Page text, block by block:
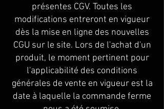
présentes CGV. Toutes les
modifications entreront en vigueur
dès la mise en ligne des nouvelles
CGU sur le site. Lors de l'achat d'un
produit, le moment pertinent pour
l'applicabilité des conditions
générales de vente en vigueur est la
date à laquelle la commande ferme